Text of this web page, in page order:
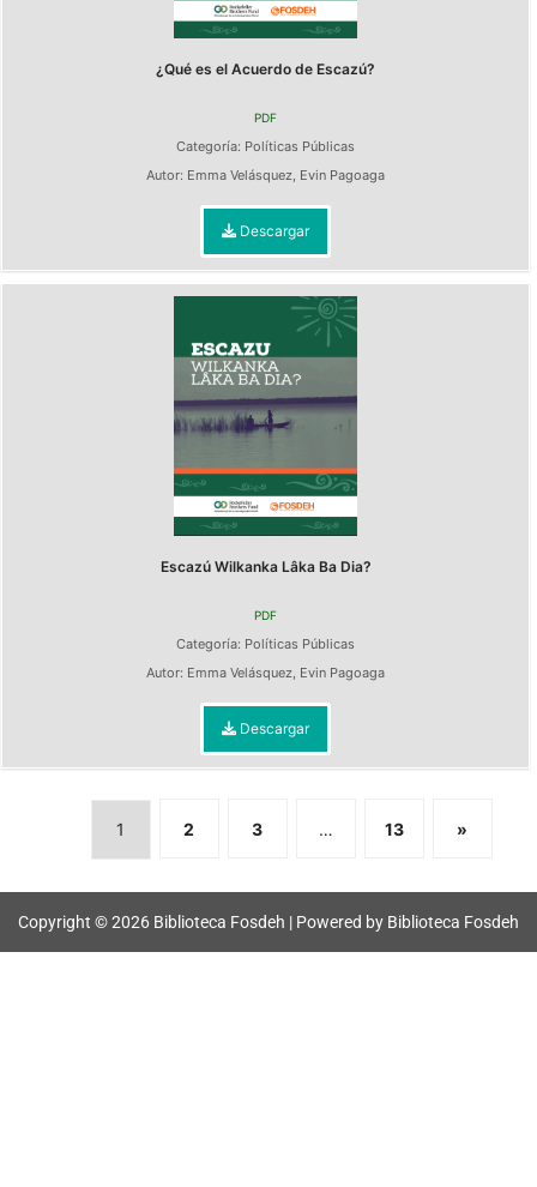
¿Qué es el Acuerdo de Escazú?
PDF
Categoría: Políticas Públicas
Autor: Emma Velásquez, Evin Pagoaga
Descargar
Escazú Wilkanka Lâka Ba Dia?
PDF
Categoría: Políticas Públicas
Autor: Emma Velásquez, Evin Pagoaga
Descargar
1 2 3 … 13 »
Copyright © 2026 Biblioteca Fosdeh | Powered by Biblioteca Fosdeh